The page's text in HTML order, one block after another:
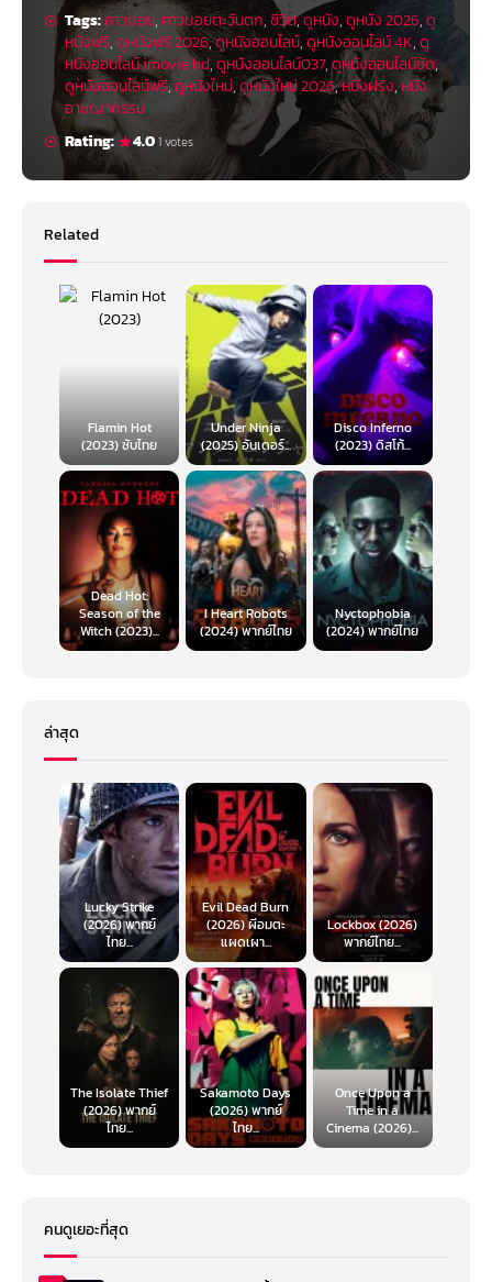
Tags:คาวบอย, คาวบอยตะวันตก,ชีวิต,ดูหนัง,ดูหนัง 2026,ดู
หนังฟรี,ดูหนังฟรี 2026,ดูหนังออนไลน์,ดูหนังออนไลน์ 4K,ดู
หนังออนไลน์ imovie hd,ดูหนังออนไลน์037,ดูหนังออนไลน์ชัด,
ดูหนังออนไลน์ฟรี,ดูหนังใหม่,ดูหนังใหม่ 2026,หนังฝรั่ง, หนัง
อาชญากรรม
Rating:
4.01 votes
Related
Flamin Hot
(2023) ซับไทย
Under Ninja
(2025) อันเดอร์...
Disco Inferno
(2023) ดิสโก้...
Dead Hot:
Season of the
Witch (2023)...
I Heart Robots
(2024) พากย์ไทย
Nyctophobia
(2024) พากย์ไทย
ล่าสุด
Lucky Strike
(2026) พากย์
ไทย...
Evil Dead Burn
(2026) ผีอมตะ
แผดเผา...
Lockbox (2026)
พากย์ไทย...
The Isolate Thief
(2026) พากย์
ไทย...
Sakamoto Days
(2026) พากย์
ไทย...
Once Upon a
Time in a
Cinema (2026)...
คนดูเยอะที่สุด